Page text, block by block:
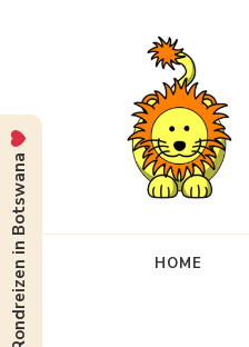
HOME
Rondreizen in Botswana